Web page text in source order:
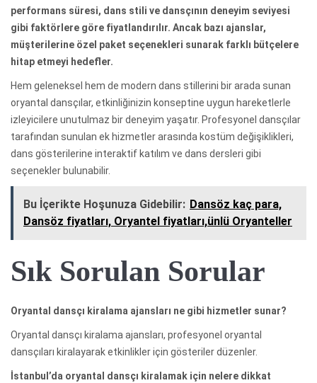
performans süresi, dans stili ve dansçının deneyim seviyesi
gibi faktörlere göre fiyatlandırılır. Ancak bazı ajanslar,
müşterilerine özel paket seçenekleri sunarak farklı bütçelere
hitap etmeyi hedefler.
Hem geleneksel hem de modern dans stillerini bir arada sunan
oryantal dansçılar, etkinliğinizin konseptine uygun hareketlerle
izleyicilere unutulmaz bir deneyim yaşatır. Profesyonel dansçılar
tarafından sunulan ek hizmetler arasında kostüm değişiklikleri,
dans gösterilerine interaktif katılım ve dans dersleri gibi
seçenekler bulunabilir.
Bu İçerikte Hoşunuza Gidebilir: Dansöz kaç para,
Dansöz fiyatları, Oryantel fiyatları,ünlü Oryanteller
Sık Sorulan Sorular
Oryantal dansçı kiralama ajansları ne gibi hizmetler sunar?
Oryantal dansçı kiralama ajansları, profesyonel oryantal
dansçıları kiralayarak etkinlikler için gösteriler düzenler.
İstanbul’da oryantal dansçı kiralamak için nelere dikkat